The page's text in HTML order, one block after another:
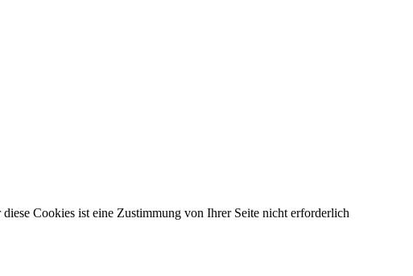
Cookies ist eine Zustimmung von Ihrer Seite nicht erforderlich